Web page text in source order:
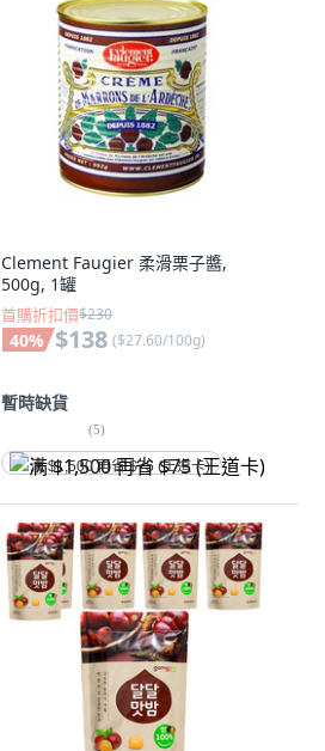
Clement Faugier 柔滑栗子醬,
500g, 1罐
首購折扣價$230
40% $138 ($27.60/100g)
暫時缺貨
(5)
满 $1,500 再省 $75 (王道卡)